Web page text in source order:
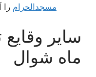
مسجدالحرام را
سایر
ماه شوال